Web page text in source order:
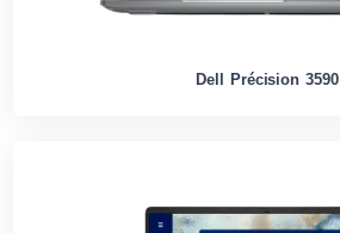
Dell Précision 3590